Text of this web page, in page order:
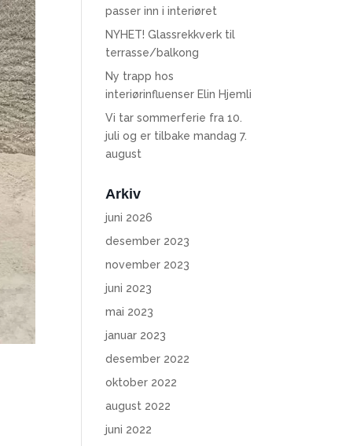
passer inn i interiøret
NYHET! Glassrekkverk til
terrasse/balkong
Ny trapp hos
interiørinfluenser Elin Hjemli
Vi tar sommerferie fra 10.
juli og er tilbake mandag 7.
august
Arkiv
juni 2026
desember 2023
november 2023
juni 2023
mai 2023
januar 2023
desember 2022
oktober 2022
august 2022
juni 2022